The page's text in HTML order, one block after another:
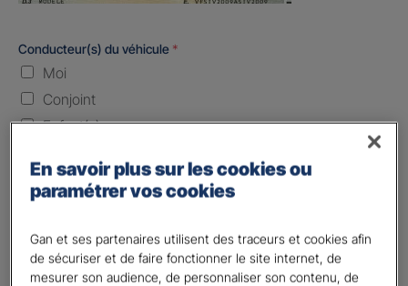
Conducteur(s) du véhicule *
Moi
Conjoint
Enfant(s)
Quand souhaitez-vous être assuré ?
Vos informations :
En savoir plus sur les cookies ou
paramétrer vos cookies
Gan et ses partenaires utilisent des traceurs et cookies afin
de sécuriser et de faire fonctionner le site internet, de
mesurer son audience, de personnaliser son contenu, de